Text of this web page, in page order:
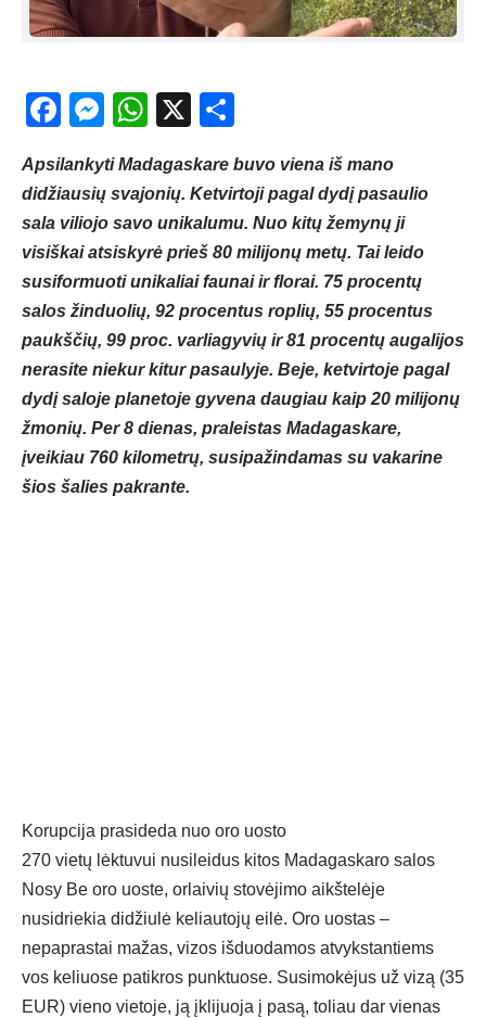
Facebook
Messenger
WhatsApp
X
Apsilankyti Madagaskare buvo viena iš mano
didžiausių svajonių. Ketvirtoji pagal dydį pasaulio
sala viliojo savo unikalumu. Nuo kitų žemynų ji
visiškai atsiskyrė prieš 80 milijonų metų. Tai leido
susiformuoti unikaliai faunai ir florai. 75 procentų
salos žinduolių, 92 procentus roplių, 55 procentus
paukščių, 99 proc. varliagyvių ir 81 procentų augalijos
nerasite niekur kitur pasaulyje. Beje, ketvirtoje pagal
dydį saloje planetoje gyvena daugiau kaip 20 milijonų
žmonių. Per 8 dienas, praleistas Madagaskare,
įveikiau 760 kilometrų, susipažindamas su vakarine
šios šalies pakrante.
Korupcija prasideda nuo oro uosto
270 vietų lėktuvui nusileidus kitos Madagaskaro salos
Nosy Be oro uoste, orlaivių stovėjimo aikštelėje
nusidriekia didžiulė keliautojų eilė. Oro uostas –
nepaprastai mažas, vizos išduodamos atvykstantiems
vos keliuose patikros punktuose. Susimokėjus už vizą (35
EUR) vieno vietoje, ją įklijuoja į pasą, toliau dar vienas